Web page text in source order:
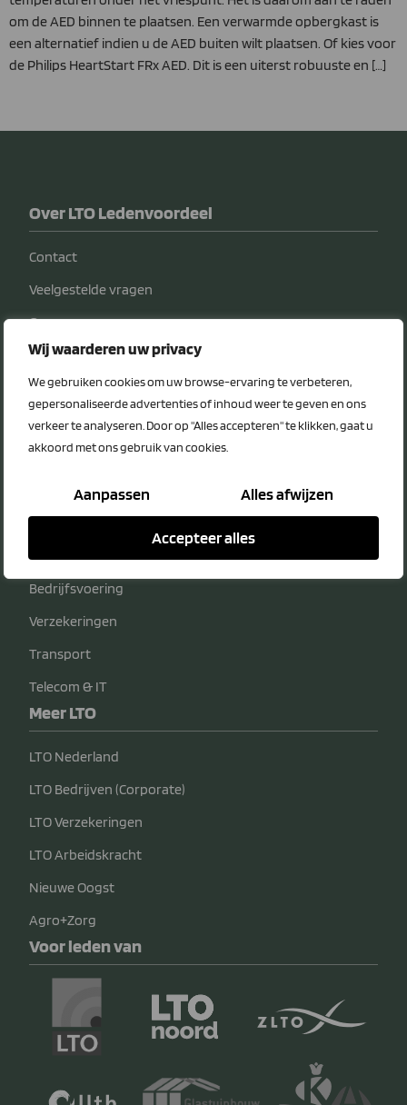
Wij waarderen uw privacy
We gebruiken cookies om uw browse-ervaring te verbeteren,
gepersonaliseerde advertenties of inhoud weer te geven en ons
verkeer te analyseren. Door op "Alles accepteren" te klikken, gaat u
akkoord met ons gebruik van cookies.
Aanpassen Alles afwijzen
Accepteer alles
om de AED binnen te plaatsen. Een verwarmde opbergkast is
een alternatief indien u de AED buiten wilt plaatsen. Of kies voor
de Philips HeartStart FRx AED. Dit is een uiterst robuuste en […]
Over LTO Ledenvoordeel
Contact
Veelgestelde vragen
Over ons
Nieuws
Privacy Statement
Disclaimer
Voordeelcategorieën
Diensten
Veiligheid
Bedrijfsvoering
Verzekeringen
Transport
Telecom & IT
Meer LTO
LTO Nederland
LTO Bedrijven (Corporate)
LTO Verzekeringen
LTO Arbeidskracht
Nieuwe Oogst
Agro+Zorg
Voor leden van